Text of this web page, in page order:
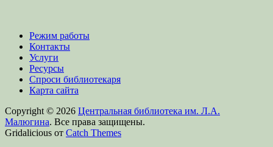
Режим работы
Контакты
Услуги
Ресурсы
Спроси библиотекаря
Карта сайта
Copyright © 2026 Центральная библиотека им. Л.А.
Малюгина. Все права защищены.
Gridalicious от Catch Themes